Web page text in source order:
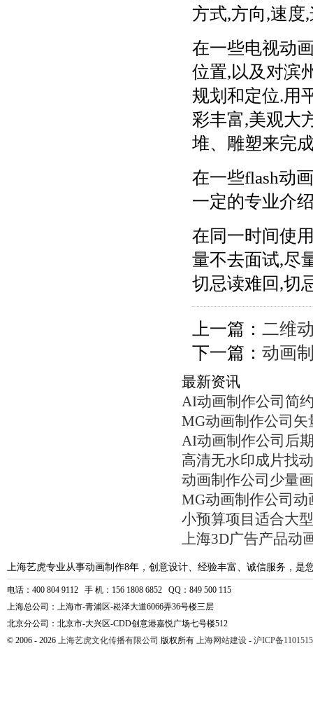
方式,方向,速度
在一些电视动
位置,以及对滨
规划和定位.用
彩丰富,美观大
堆、雕塑来完
在一些flash动
一定的专业介
在同一时间使
量不去面试,尽
切忌读难回,切
上一篇： 二维
下一篇： 动画
最新资讯
AI动画制作公司简
MG动画制作公司
AI动画制作公司后
高清无水印成片找
动画制作公司少量
MG动画制作公司
小预算项目适合大
上海3D广告产品动
上海艺虎专业从事动画制作8年，创意设计、经验丰富、诚信服务，是
电话：400 804 9112 手 机：156 1808 6852 QQ：849 500 115
上海总公司：上海市-青浦区-崧泽大道6066弄36号楼三层
北京分公司：北京市-大兴区-CDD创意港嘉悦广场七号楼512
© 2006 - 2026 上海艺虎文化传播有限公司 版权所有 上海网站建设 - 沪ICP备